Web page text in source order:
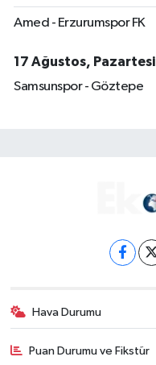
Amed - Erzurumspor FK
17 Ağustos, Pazartesi
Samsunspor - Göztepe
Hava Durumu
Puan Durumu ve Fikstür